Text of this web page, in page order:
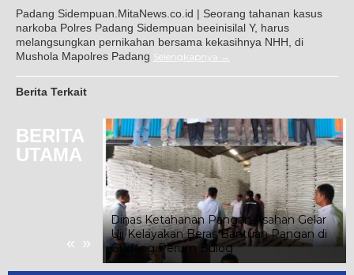
Padang Sidempuan.MitaNews.co.id | Seorang tahanan kasus
narkoba Polres Padang Sidempuan beeinisilal Y, harus
melangsungkan pernikahan bersama kekasihnya NHH, di
Mushola Mapolres Padang Selengkapnya
Berita Terkait
BERITA
UTAMA
« »
Dinas Ketahanan Pangan Asahan Gelar
Uji Kelayakan Beras Bantuan Pangan di
Gudang Perum Bulog